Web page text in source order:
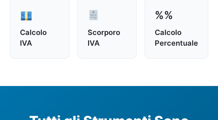
Calcolo
IVA
Scorporo
IVA
%%
Calcolo
Percentuale